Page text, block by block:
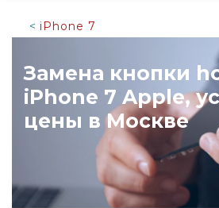
iPhone 7
Замена кнопки
iPhone 7 Apple,
цены в Москве